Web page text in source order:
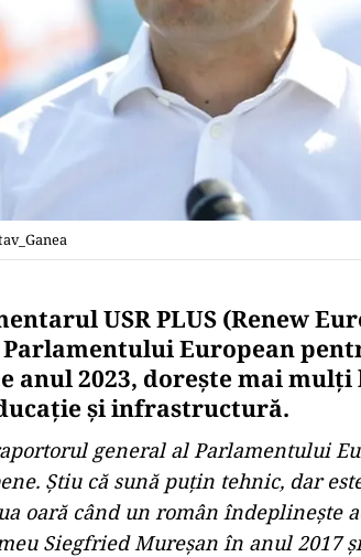
USR PLUS (Renew
European
anul 2023, doreşte mai
şi infrastructură.
general al Parlamentului
Ştiu că sună puţin tehnic, dar
oară când un român îndeplineşte
Siegfried Mureşan în anul 2017